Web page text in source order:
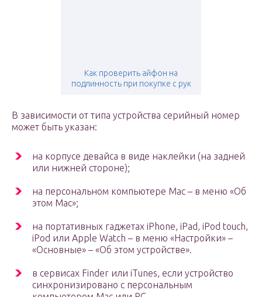
Как проверить айфон на
подлинность при покупке с рук
В зависимости от типа устройства серийный номер
может быть указан:
на корпусе девайса в виде наклейки (на задней
или нижней стороне);
на персональном компьютере Mac – в меню «Об
этом Mac»;
на портативных гаджетах iPhone, iPad, iPod touch,
iPod или Apple Watch – в меню «Настройки» –
«Основные» – «Об этом устройстве».
в сервисах Finder или iTunes, если устройство
синхронизировано с персональным